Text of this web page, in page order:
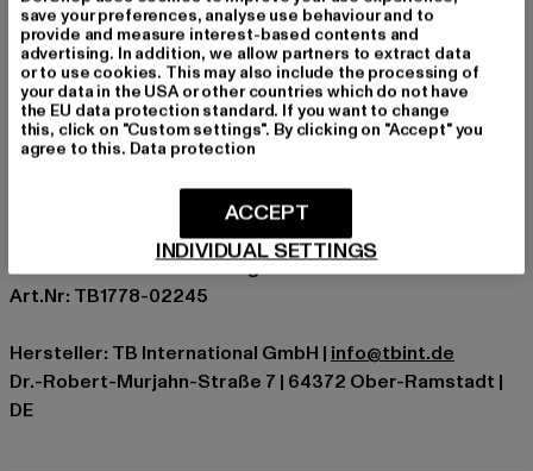
Anlass: Alltag, Bequem, Chillen, Freizeit, Basic
Ausschnitt: Rundhals
Ärmelart: Kurzarm
Schnitt: Oversize
Marke: Urban Classics
Hersteller Farbe: bottlegreen
Materialzusammensetzung: 100% Baumwolle
Art.Nr: TB1778-02245
Hersteller: TB International GmbH | info@tbint.de
Dr.-Robert-Murjahn-Straße 7 | 64372 Ober-Ramstadt |
DE
save your preferences, analyse use behaviour and to
provide and measure interest-based contents and
advertising. In addition, we allow partners to extract data
or to use cookies. This may also include the processing of
your data in the USA or other countries which do not have
the EU data protection standard. If you want to change
this, click on "Custom settings". By clicking on "Accept" you
agree to this. Data protection
INDIVIDUAL SETTINGS
ACCEPT